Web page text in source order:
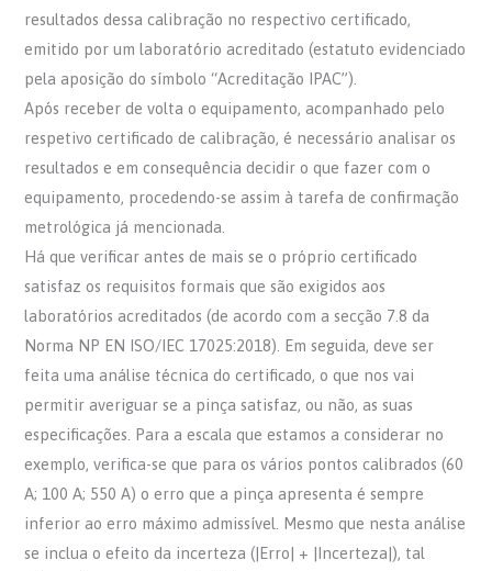
resultados dessa calibração no respectivo certificado,
emitido por um laboratório acreditado (estatuto evidenciado
pela aposição do símbolo “Acreditação IPAC”).
Após receber de volta o equipamento, acompanhado pelo
respetivo certificado de calibração, é necessário analisar os
resultados e em consequência decidir o que fazer com o
equipamento, procedendo-se assim à tarefa de confirmação
metrológica já mencionada.
Há que verificar antes de mais se o próprio certificado
satisfaz os requisitos formais que são exigidos aos
laboratórios acreditados (de acordo com a secção 7.8 da
Norma NP EN ISO/IEC 17025:2018). Em seguida, deve ser
feita uma análise técnica do certificado, o que nos vai
permitir averiguar se a pinça satisfaz, ou não, as suas
especificações. Para a escala que estamos a considerar no
exemplo, verifica-se que para os vários pontos calibrados (60
A; 100 A; 550 A) o erro que a pinça apresenta é sempre
inferior ao erro máximo admissível. Mesmo que nesta análise
se inclua o efeito da incerteza (|Erro| + |Incerteza|), tal